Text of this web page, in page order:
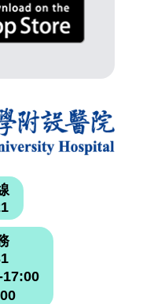
17:00